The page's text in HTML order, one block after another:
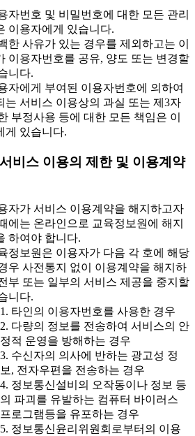
자번호 및 비밀번호에 대한 모든 관리
이용자에게 있습니다.
한 사유가 있는 경우를 제외하고는 이
이용자번호를 공유, 양도 또는 변경할
니다.
자에게 부여된 이용자번호에 의하여
는 서비스 이용상의 과실 또는 제3자
부정사용 등에 대한 모든 책임은 이
게 있습니다.
비스 이용의 제한 및 이용계약
자가 서비스 이용계약을 해지하고자
에는 온라인으로 교육정보원에 해지
하여야 합니다.
정보원은 이용자가 다음 각 호에 해당
우 사전통지 없이 이용계약을 해지하
부 또는 일부의 서비스 제공을 중지할
니다.
1. 타인의 이용자번호를 사용한 경우
2. 다량의 정보를 전송하여 서비스의 안
정적 운영을 방해하는 경우
3. 수신자의 의사에 반하는 광고성 정
보, 전자우편을 전송하는 경우
4. 정보통신설비의 오작동이나 정보 등
의 파괴를 유발하는 컴퓨터 바이러스
프로그램등을 유포하는 경우
5. 정보통신윤리위원회로부터의 이용